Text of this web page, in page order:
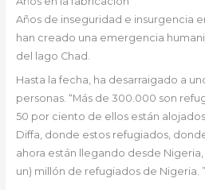
Años de inseguridad e insurgencia
han creado una emergencia
del lago Chad.
Hasta la fecha, ha desarraigado a
personas. “Más de 300.000 son
50 por ciento de ellos están
Diffa, donde estos refugiados,
ahora están llegando desde
un) millón de refugiados de Nigeria.